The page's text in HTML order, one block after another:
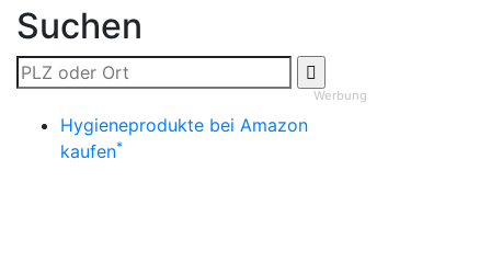
Suchen
Werbung
Hygieneprodukte bei Amazon
kaufen*